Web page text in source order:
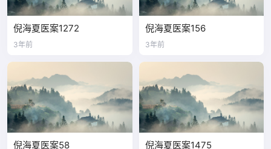
倪海夏医案1272
3年前
倪海夏医案156
3年前
倪海夏医案58 倪海夏医案1475